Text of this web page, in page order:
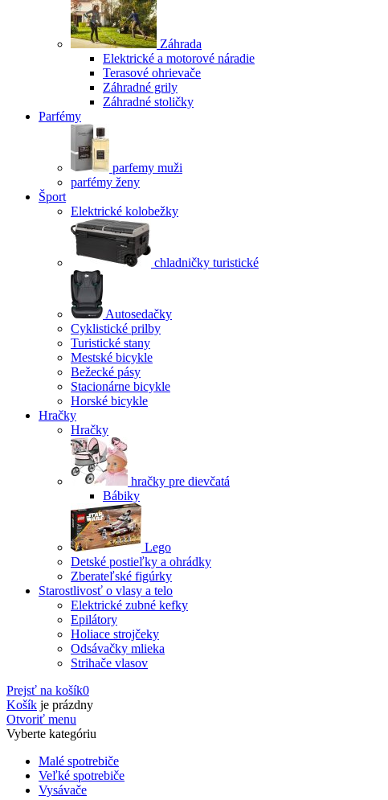
Záhrada
Elektrické a motorové náradie
Terasové ohrievače
Záhradné grily
Záhradné stoličky
Parfémy
parfemy muži
parfémy ženy
Šport
Elektrické kolobežky
chladničky turistické
Autosedačky
Cyklistické prilby
Turistické stany
Mestské bicykle
Bežecké pásy
Stacionárne bicykle
Horské bicykle
Hračky
Hračky
hračky pre dievčatá
Bábiky
Lego
Detské postieľky a ohrádky
Zberateľské figúrky
Starostlivosť o vlasy a telo
Elektrické zubné kefky
Epilátory
Holiace strojčeky
Odsávačky mlieka
Strihače vlasov
Prejsť na košík0
Košík je prázdny
Otvoriť menu
Vyberte kategóriu
Malé spotrebiče
Veľké spotrebiče
Vysávače